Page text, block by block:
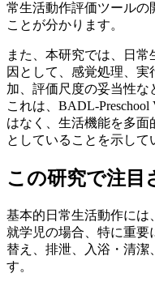
常生活動作評価ツールの
ことが分かります。
また、本研究では、日
因として、感覚処理、
加、評価尺度の妥当性な
これは、BADL-
はなく、生活機能を多面
としていることを示して
この研究で注目
基本的日常生活動作には
就学児の場合、特に重
替え、排泄、入浴・清
す。